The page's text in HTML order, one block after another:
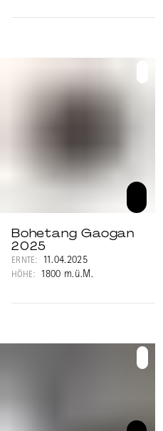
Bohetang Gaogan
2025
ERNTE: 11.04.2025
HÖHE: 1800 m.ü.M.